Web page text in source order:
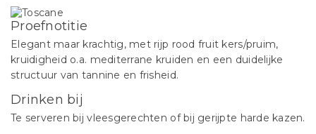
Proefnotitie
Elegant maar krachtig, met rijp rood fruit kers/pruim,
kruidigheid o.a. mediterrane kruiden en een duidelijke
structuur van tannine en frisheid.
Drinken bij
Te serveren bij vleesgerechten of bij gerijpte harde kazen.